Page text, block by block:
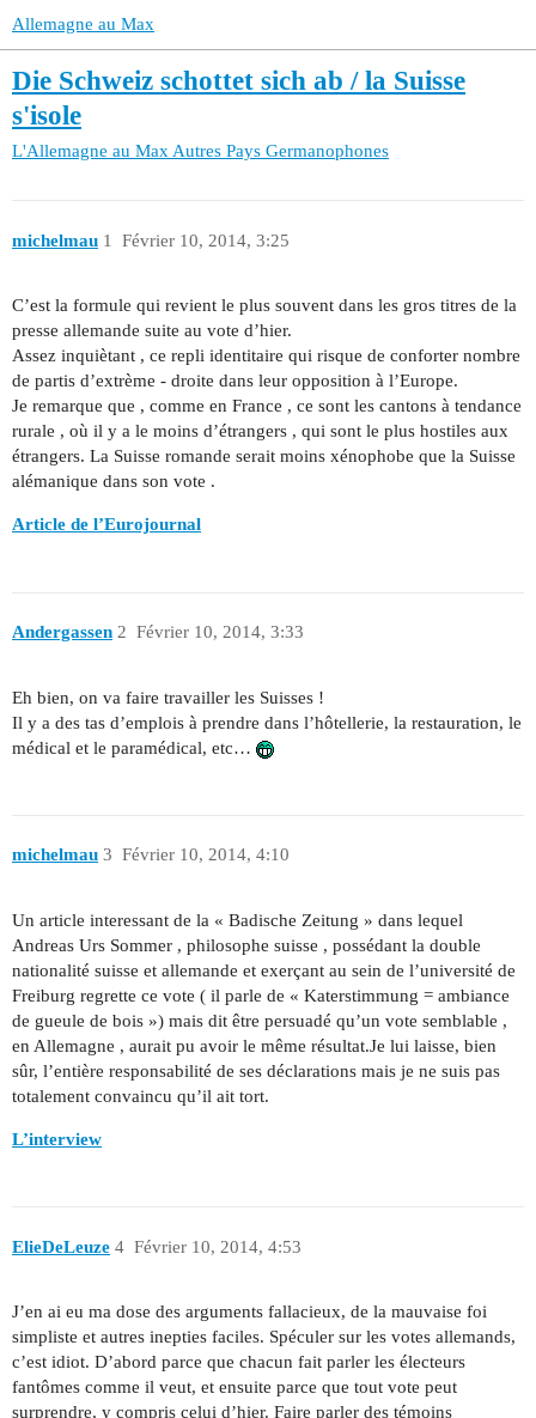
Allemagne au Max
Die Schweiz schottet sich ab / la Suisse
s'isole
L'Allemagne au MaxAutres Pays Germanophones
michelmau Février 10, 2014, 3:25
1
C’est la formule qui revient le plus souvent dans les gros titres de la
presse allemande suite au vote d’hier.
Assez inquiètant , ce repli identitaire qui risque de conforter nombre
de partis d’extrème - droite dans leur opposition à l’Europe.
Je remarque que , comme en France , ce sont les cantons à tendance
rurale , où il y a le moins d’étrangers , qui sont le plus hostiles aux
étrangers. La Suisse romande serait moins xénophobe que la Suisse
alémanique dans son vote .
Article de l’Eurojournal
Andergassen Février 10, 2014, 3:33
2
Eh bien, on va faire travailler les Suisses !
Il y a des tas d’emplois à prendre dans l’hôtellerie, la restauration, le
médical et le paramédical, etc…
michelmau Février 10, 2014, 4:10
3
Un article interessant de la « Badische Zeitung » dans lequel
Andreas Urs Sommer , philosophe suisse , possédant la double
nationalité suisse et allemande et exerçant au sein de l’université de
Freiburg regrette ce vote ( il parle de « Katerstimmung = ambiance
de gueule de bois ») mais dit être persuadé qu’un vote semblable ,
en Allemagne , aurait pu avoir le même résultat.Je lui laisse, bien
sûr, l’entière responsabilité de ses déclarations mais je ne suis pas
totalement convaincu qu’il ait tort.
L’interview
ElieDeLeuze Février 10, 2014, 4:53
4
J’en ai eu ma dose des arguments fallacieux, de la mauvaise foi
simpliste et autres inepties faciles. Spéculer sur les votes allemands,
c’est idiot. D’abord parce que chacun fait parler les électeurs
fantômes comme il veut, et ensuite parce que tout vote peut
surprendre, y compris celui d’hier. Faire parler des témoins